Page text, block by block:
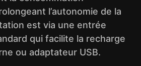
l’autonomie de la
est via une entrée
qui facilite la recharge
ou adaptateur USB.